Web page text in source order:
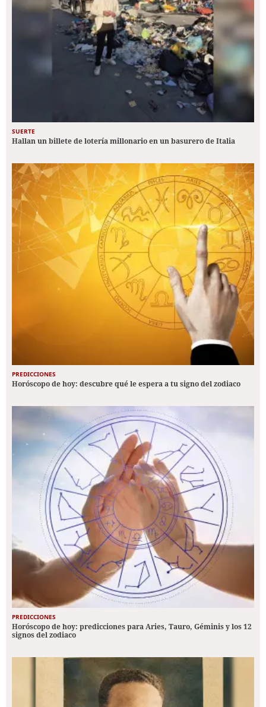
SUERTE
Hallan un billete de lotería millonario en un basurero de Italia
PREDICCIONES
Horóscopo de hoy: descubre qué le espera a tu signo del zodiaco
PREDICCIONES
Horóscopo de hoy: predicciones para Aries, Tauro, Géminis y los 12
signos del zodiaco